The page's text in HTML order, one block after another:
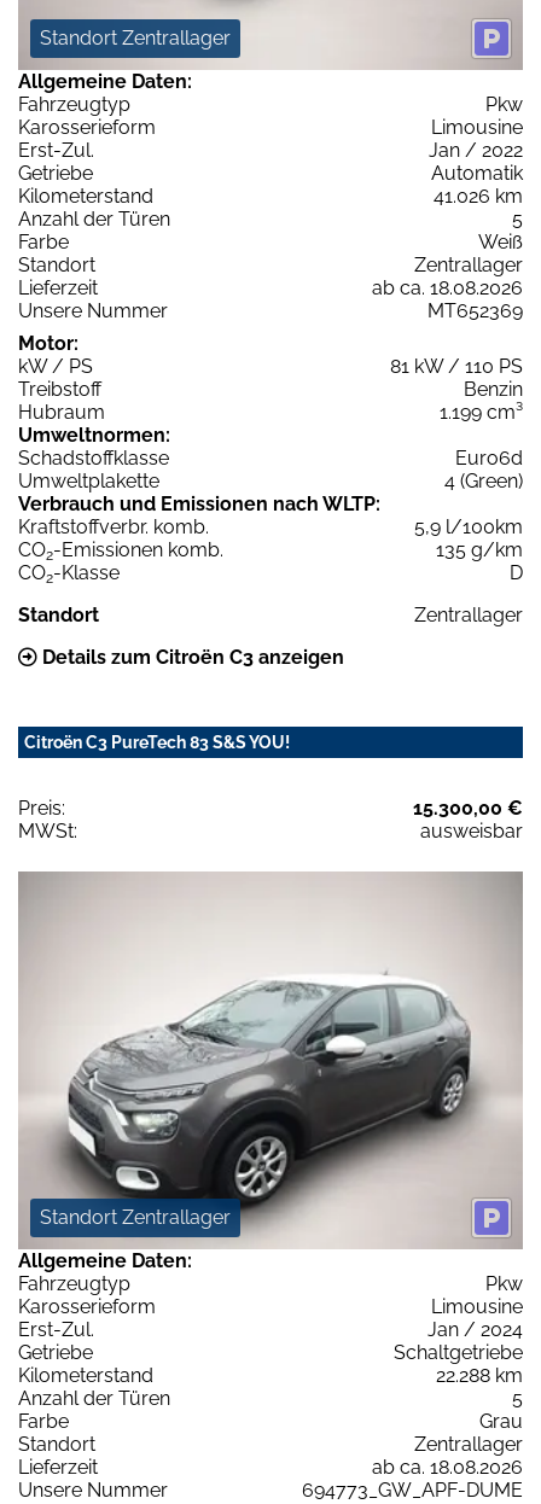
Standort Zentrallager
Allgemeine Daten:
Fahrzeugtyp
Pkw
Karosserieform
Limousine
Erst-Zul.
Jan / 2022
Getriebe
Automatik
Kilometerstand
41.026 km
Anzahl der Türen
5
Farbe
Weiß
Standort
Zentrallager
Lieferzeit
ab ca. 18.08.2026
Unsere Nummer
MT652369
Motor:
kW / PS
81 kW / 110 PS
Treibstoff
Benzin
Hubraum
1.199 cm³
Umweltnormen:
Schadstoffklasse
Euro6d
Umweltplakette
4 (Green)
Verbrauch und Emissionen nach WLTP:
Kraftstoffverbr. komb.
5,9 l/100km
CO2-Emissionen komb.
135 g/km
CO2-Klasse
D
Standort
Zentrallager
Details zum Citroën C3 anzeigen
Citroën C3 PureTech 83 S&S YOU!
Preis:
15.300,00 €
MWSt:
ausweisbar
Standort Zentrallager
Allgemeine Daten:
Fahrzeugtyp
Pkw
Karosserieform
Limousine
Erst-Zul.
Jan / 2024
Getriebe
Schaltgetriebe
Kilometerstand
22.288 km
Anzahl der Türen
5
Farbe
Grau
Standort
Zentrallager
Lieferzeit
ab ca. 18.08.2026
Unsere Nummer
694773_GW_APF-DUME